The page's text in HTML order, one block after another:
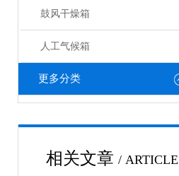
鼓风干燥箱
人工气候箱
更多分类
相关文章 / ARTICLE